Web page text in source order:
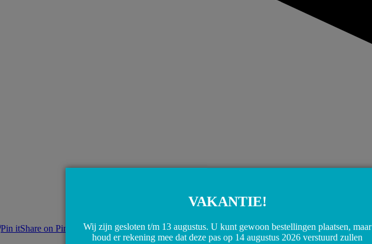
Pin itShare on Pinterest Share on WhatsAppShare on WhatsApp
VAKANTIE!
Wij zijn gesloten t/m 13 augustus. U kunt gewoon bestellingen plaatsen, maar
houd er rekening mee dat deze pas op 14 augustus 2026 verstuurd zullen